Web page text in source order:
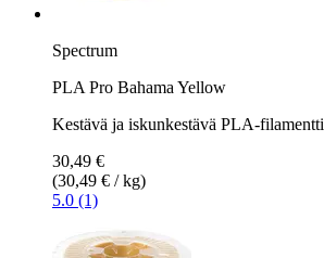
Spectrum
PLA Pro Bahama Yellow
Kestävä ja iskunkestävä PLA-filamentti
30,49 €
(30,49 € / kg)
5.0 (1)